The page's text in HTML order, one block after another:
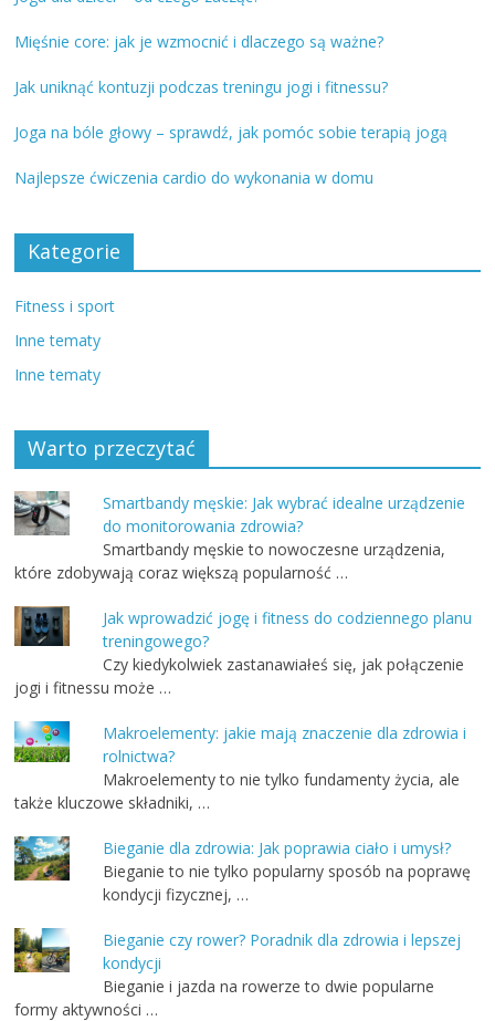
Mięśnie core: jak je wzmocnić i dlaczego są ważne?
Jak uniknąć kontuzji podczas treningu jogi i fitnessu?
Joga na bóle głowy – sprawdź, jak pomóc sobie terapią jogą
Najlepsze ćwiczenia cardio do wykonania w domu
Kategorie
Fitness i sport
Inne tematy
Inne tematy
Warto przeczytać
Smartbandy męskie: Jak wybrać idealne urządzenie
do monitorowania zdrowia?
Smartbandy męskie to nowoczesne urządzenia,
które zdobywają coraz większą popularność …
Jak wprowadzić jogę i fitness do codziennego planu
treningowego?
Czy kiedykolwiek zastanawiałeś się, jak połączenie
jogi i fitnessu może …
Makroelementy: jakie mają znaczenie dla zdrowia i
rolnictwa?
Makroelementy to nie tylko fundamenty życia, ale
także kluczowe składniki, …
Bieganie dla zdrowia: Jak poprawia ciało i umysł?
Bieganie to nie tylko popularny sposób na poprawę
kondycji fizycznej, …
Bieganie czy rower? Poradnik dla zdrowia i lepszej
kondycji
Bieganie i jazda na rowerze to dwie popularne
formy aktywności …